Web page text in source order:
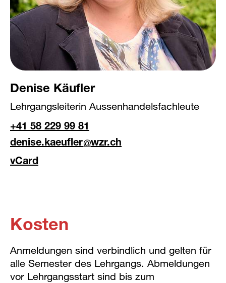
Denise Käufler
Lehrgangsleiterin Aussenhandelsfachleute
+41 58 229 99 81
denise.kaeufler
wzr.ch
vCard
Kosten
Anmeldungen sind verbindlich und gelten für
alle Semester des Lehrgangs. Abmeldungen
vor Lehrgangsstart sind bis zum